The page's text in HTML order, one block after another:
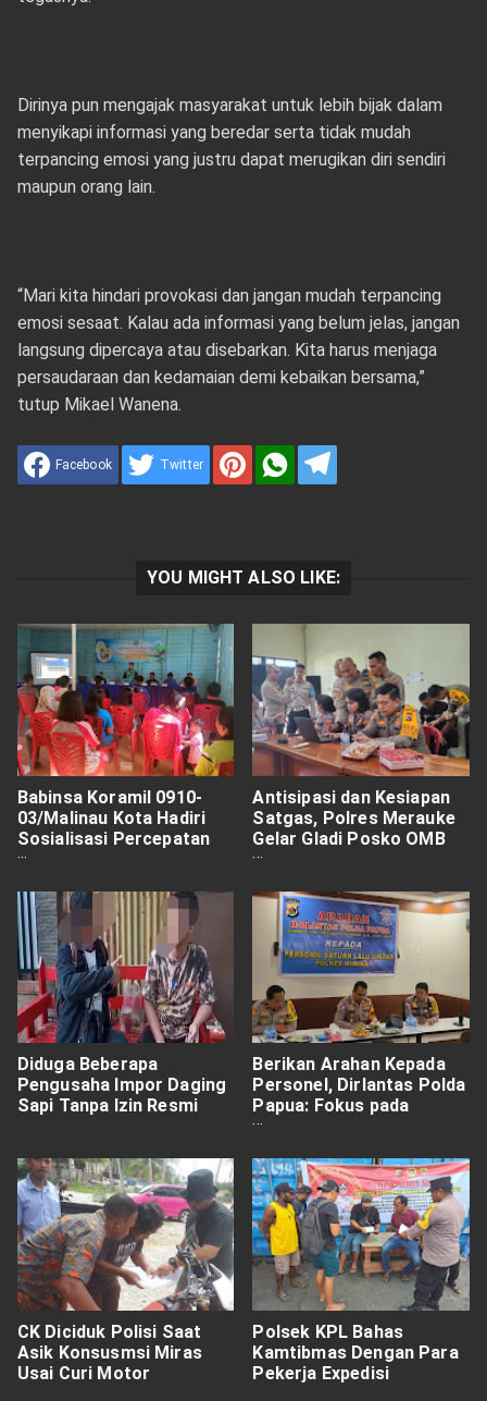
Dirinya pun mengajak masyarakat untuk lebih bijak dalam
menyikapi informasi yang beredar serta tidak mudah
terpancing emosi yang justru dapat merugikan diri sendiri
maupun orang lain.
“Mari kita hindari provokasi dan jangan mudah terpancing
emosi sesaat. Kalau ada informasi yang belum jelas, jangan
langsung dipercaya atau disebarkan. Kita harus menjaga
persaudaraan dan kedamaian demi kebaikan bersama,”
tutup Mikael Wanena.
Facebook Twitter
YOU MIGHT ALSO LIKE:
Babinsa Koramil 0910-
03/Malinau Kota Hadiri
Sosialisasi Percepatan
Pencegahan Stunting.
Antisipasi dan Kesiapan
Satgas, Polres Merauke
Gelar Gladi Posko OMB
Cartenz 2023
Diduga Beberapa
Pengusaha Impor Daging
Sapi Tanpa Izin Resmi
Berikan Arahan Kepada
Personel, Dirlantas Polda
Papua: Fokus pada
Disiplin dan Keselamatan
CK Diciduk Polisi Saat
Asik Konsusmsi Miras
Usai Curi Motor
Polsek KPL Bahas
Kamtibmas Dengan Para
Pekerja Expedisi